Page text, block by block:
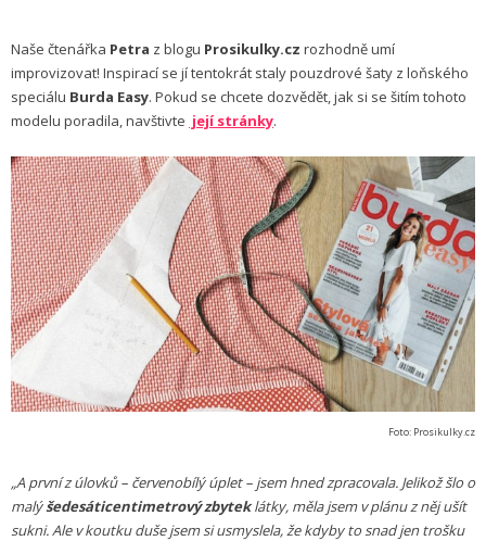
Naše čtenářka Petra z blogu Prosikulky.cz rozhodně umí
improvizovat! Inspirací se jí tentokrát staly pouzdrové šaty z loňského
speciálu Burda Easy. Pokud se chcete dozvědět, jak si se šitím tohoto
modelu poradila, navštivte její stránky.
Foto: Prosikulky.cz
„A první z úlovků – červenobílý úplet – jsem hned zpracovala. Jelikož šlo o
malýšedesáticentimetrový zbyteklátky, měla jsem v plánu z něj ušít
sukni. Ale v koutku duše jsem si usmyslela, že kdyby to snad jen trošku